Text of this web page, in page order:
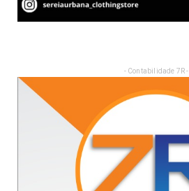
- Contabilidade 7R -